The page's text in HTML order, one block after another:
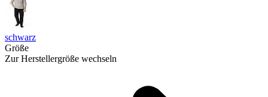
schwarz
Größe
Zur Herstellergröße wechseln